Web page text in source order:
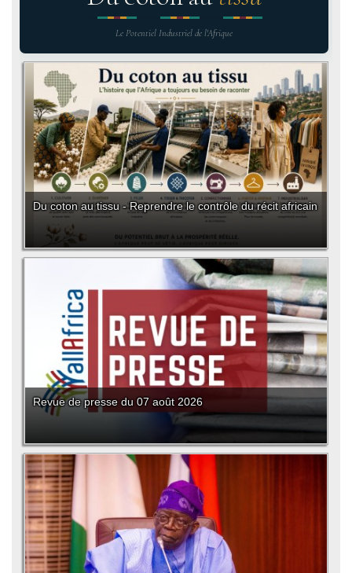
Le Potentiel Industriel de l'Afrique
Du coton au tissu - Reprendre le contrôle du récit africain
Revue de presse du 07 août 2026